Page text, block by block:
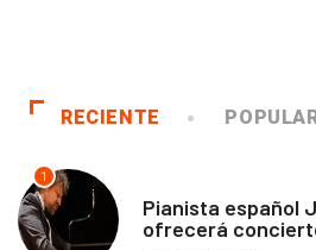
RECIENTE
1
Pianista español
ofrecerá